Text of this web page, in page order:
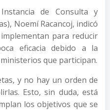
de Consulta y
Noemí Racancoj, indicó
para reducir
eficacia debido a la
que participan.
y no hay un orden de
Esto, sin duda, está
los objetivos que se